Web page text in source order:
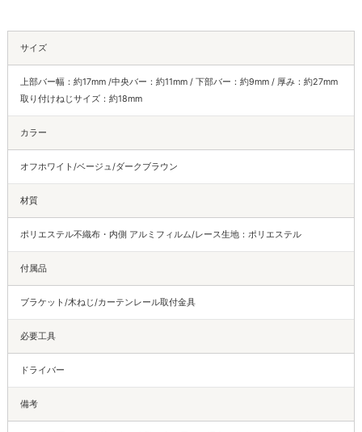
サイズ
上部バー幅：約17mm /中央バー：約11mm / 下部バー：約9mm / 厚み：約27mm
取り付けねじサイズ：約18mm
カラー
オフホワイト/ベージュ/ダークブラウン
材質
ポリエステル不織布・内側 アルミフィルム/レース生地：ポリエステル
付属品
ブラケット/木ねじ/カーテンレール取付金具
必要工具
ドライバー
備考